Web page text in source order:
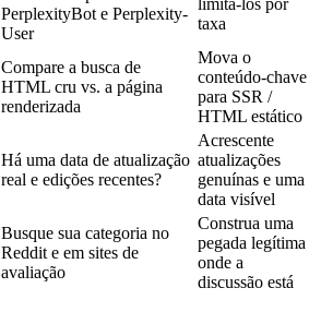
PerplexityBot e Perplexity-
User
limitá-los por
taxa
Compare a busca de
HTML cru vs. a página
renderizada
Mova o
conteúdo-chave
para SSR /
HTML estático
Há uma data de atualização
real e edições recentes?
Acrescente
atualizações
genuínas e uma
data visível
Busque sua categoria no
Reddit e em sites de
avaliação
Construa uma
pegada legítima
onde a
discussão está